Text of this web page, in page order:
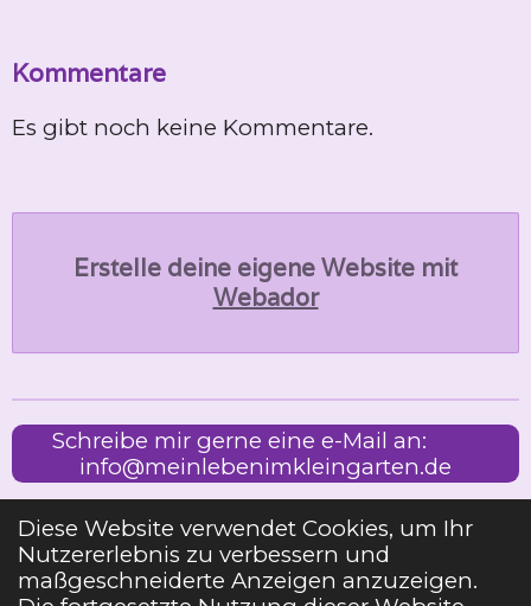
Diese Website verwendet Cookies, um Ihr
Nutzererlebnis zu verbessern und
maßgeschneiderte Anzeigen anzuzeigen.
Kommentare
Es gibt noch keine Kommentare.
Erstelle deine eigene Website mit
Webador
Schreibe mir gerne eine e-Mail an:
info@meinlebenimkleingarten.de
Impressum